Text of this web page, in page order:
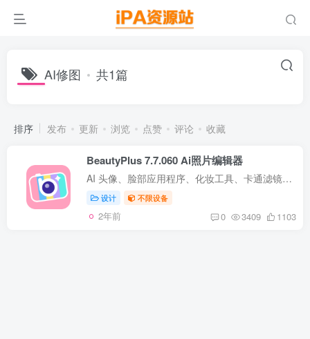
AI修图 共1篇
排序 发布 更新 浏览 点赞 评论 收藏
BeautyPlus 7.7.060 Ai照片编辑器
AI 头像、脸部应用程序、化妆工具、卡通滤镜、去除背景……50 多个易于使用的编辑工具，可实现快速而强大的效果； 可帮助您拍摄精美的自拍照或使用数千种 AI 效果、滤镜、贴纸等编辑高品质照片...
设计 不限设备
2年前 0 3409 1103